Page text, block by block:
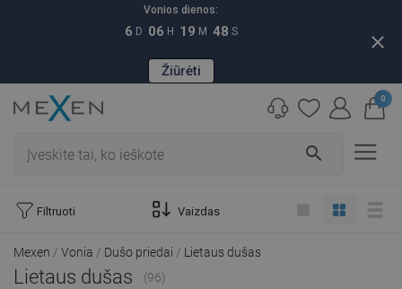
Vonios dienos:
6 D 06 H 19 M 46 S
Žiūrėti
close
search
0
Filtruoti Vaizdas
Mexen Vonia Dušo priedai Lietaus dušas
Lietaus dušas (96)